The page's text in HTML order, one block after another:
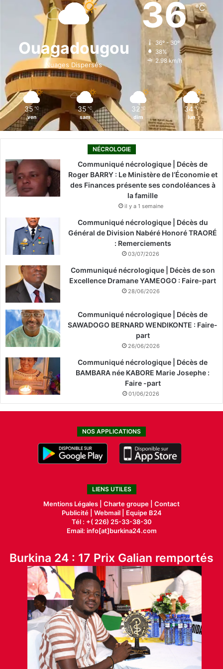
b
o
k
i
n
a
g
r
o
k
Ouagadougou
Nuages Dispersés
36℃
36º - 30º
38%
2.98 km/h
35 ℃
ven
35 ℃
sam
32 ℃
dim
34 ℃
lun
NÉCROLOGIE
Communiqué nécrologique | Décès de
Roger BARRY : Le Ministère de l’Économie et
des Finances présente ses condoléances à
la famille
il y a 1 semaine
Communiqué nécrologique | Décès du
Général de Division Nabéré Honoré TRAORÉ
: Remerciements
03/07/2026
Communiqué nécrologique | Décès de son
Excellence Dramane YAMEOGO : Faire-part
28/06/2026
Communiqué nécrologique | Décès de
SAWADOGO BERNARD WENDIKONTE : Faire-
part
26/06/2026
Communiqué nécrologique | Décès de
BAMBARA née KABORE Marie Josephe :
Faire -part
01/06/2026
NOS APPLICATIONS
LIENS UTILES
Mentions Légales | Charte groupe | Contact
Publicité| Webmail |
Equipe B24
Tél : +( 226) 25-33-38-30
Email: info[at]burkina24.com
Burkina 24 : 17 Prix Galian remportés